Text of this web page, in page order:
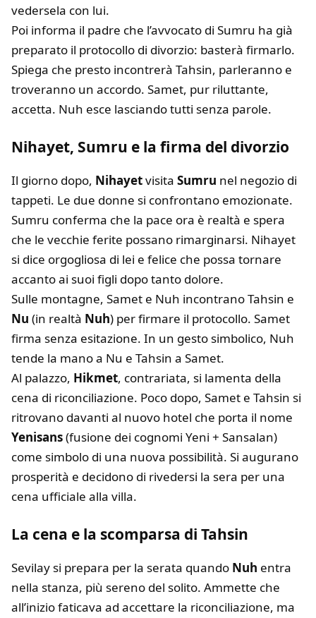
vedersela con lui.
Poi informa il padre che l’avvocato di Sumru ha già
preparato il protocollo di divorzio: basterà firmarlo.
Spiega che presto incontrerà Tahsin, parleranno e
troveranno un accordo. Samet, pur riluttante,
accetta. Nuh esce lasciando tutti senza parole.
Nihayet, Sumru e la firma del divorzio
Il giorno dopo, Nihayetvisita Sumru nel negozio di
tappeti. Le due donne si confrontano emozionate.
Sumru conferma che la pace ora è realtà e spera
che le vecchie ferite possano rimarginarsi. Nihayet
si dice orgogliosa di lei e felice che possa tornare
accanto ai suoi figli dopo tanto dolore.
Sulle montagne, Samet e Nuh incontrano Tahsin e
Nu (in realtà Nuh) per firmare il protocollo. Samet
firma senza esitazione. In un gesto simbolico, Nuh
tende la mano a Nu e Tahsin a Samet.
Al palazzo, Hikmet, contrariata, si lamenta della
cena di riconciliazione. Poco dopo, Samet e Tahsin si
ritrovano davanti al nuovo hotel che porta il nome
Yenisans(fusione dei cognomi Yeni + Sansalan)
come simbolo di una nuova possibilità. Si augurano
prosperità e decidono di rivedersi la sera per una
cena ufficiale alla villa.
La cena e la scomparsa di Tahsin
Sevilay si prepara per la serata quando Nuh entra
nella stanza, più sereno del solito. Ammette che
all’inizio faticava ad accettare la riconciliazione, ma